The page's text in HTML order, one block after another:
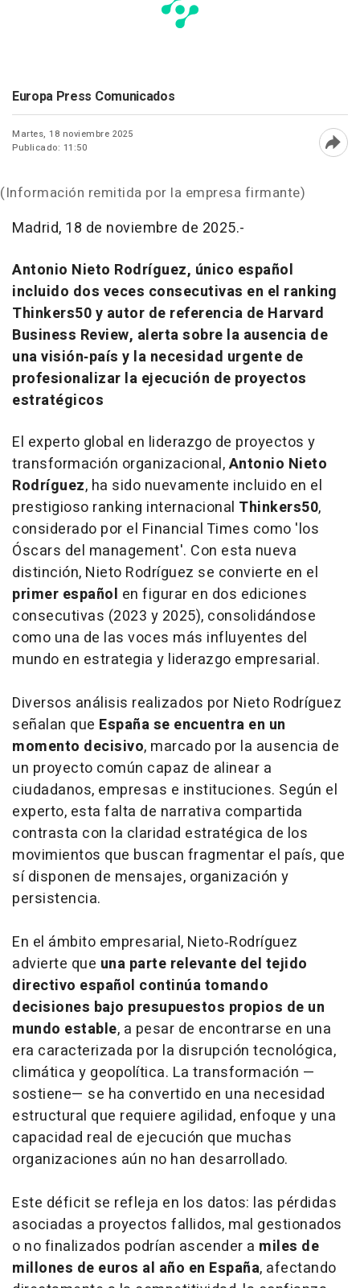
Europa Press Comunicados
Martes, 18 noviembre 2025
Publicado: 11:50
(Información remitida por la empresa firmante)
Madrid, 18 de noviembre de 2025.-
Antonio Nieto Rodríguez, único español
incluido dos veces consecutivas en el ranking
Thinkers50 y autor de referencia de Harvard
Business Review, alerta sobre la ausencia de
una visión‑país y la necesidad urgente de
profesionalizar la ejecución de proyectos
estratégicos
El experto global en liderazgo de proyectos y
transformación organizacional,Antonio Nieto
Rodríguez, ha sido nuevamente incluido en el
prestigioso ranking internacional Thinkers50,
considerado por el Financial Times como 'los
Óscars del management'. Con esta nueva
distinción, Nieto Rodríguez se convierte en el
primer español en figurar en dos ediciones
consecutivas (2023 y 2025), consolidándose
como una de las voces más influyentes del
mundo en estrategia y liderazgo empresarial.
Diversos análisis realizados por Nieto Rodríguez
señalan que España se encuentra en un
momento decisivo, marcado por la ausencia de
un proyecto común capaz de alinear a
ciudadanos, empresas e instituciones. Según el
experto, esta falta de narrativa compartida
contrasta con la claridad estratégica de los
movimientos que buscan fragmentar el país, que
sí disponen de mensajes, organización y
persistencia.
En el ámbito empresarial, Nieto‑Rodríguez
advierte que una parte relevante del tejido
directivo español continúa tomando
decisiones bajo presupuestos propios de un
mundo estable, a pesar de encontrarse en una
era caracterizada por la disrupción tecnológica,
climática y geopolítica. La transformación —
sostiene— se ha convertido en una necesidad
estructural que requiere agilidad, enfoque y una
capacidad real de ejecución que muchas
organizaciones aún no han desarrollado.
Este déficit se refleja en los datos: las pérdidas
asociadas a proyectos fallidos, mal gestionados
o no finalizados podrían ascender a miles de
millones de euros al año en España, afectando